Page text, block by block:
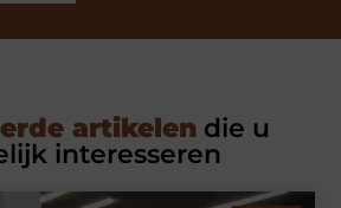
artikelen die u
interesseren